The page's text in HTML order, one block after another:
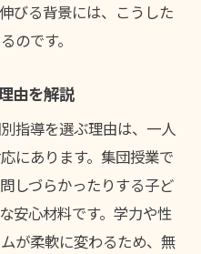
びる背景には、こうした
のです。
由を解説
指導を選ぶ理由は、一人
にあります。集団授業で
しづらかったりする子ど
安心材料です。学力や性
が柔軟に変わるため、無